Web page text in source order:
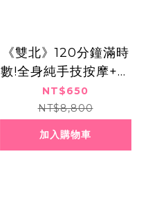
《雙北》120分鐘滿時
數!全身純手技按摩+踩
背舒筋解疲勞,650元
NT$650
NT$8,800
加入購物車